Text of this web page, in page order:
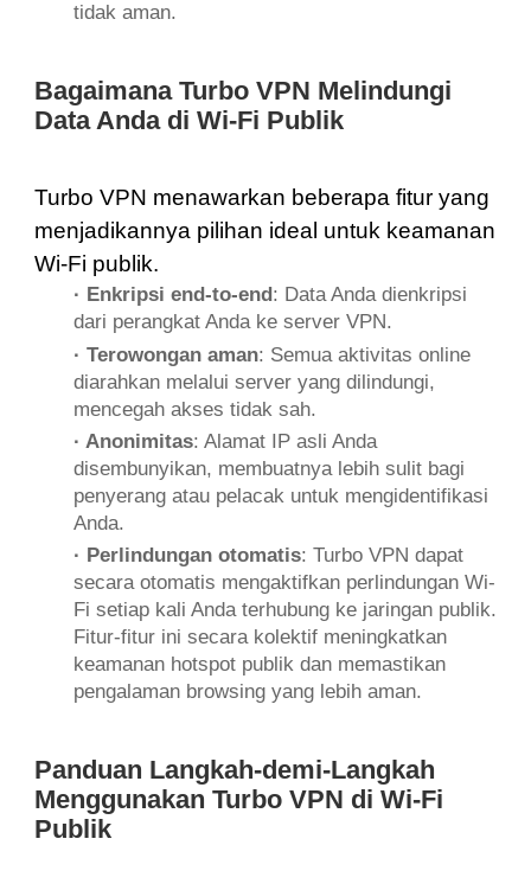
tidak aman.
Bagaimana Turbo VPN Melindungi
Data Anda di Wi-Fi Publik
Turbo VPN menawarkan beberapa fitur yang
menjadikannya pilihan ideal untuk keamanan
Wi-Fi publik.
· Enkripsi end-to-end : Data Anda dienkripsi
dari perangkat Anda ke server VPN.
· Terowongan aman: Semua aktivitas online
diarahkan melalui server yang dilindungi,
mencegah akses tidak sah.
· Anonimitas: Alamat IP asli Anda
disembunyikan, membuatnya lebih sulit bagi
penyerang atau pelacak untuk mengidentifikasi
Anda.
· Perlindungan otomatis: Turbo VPN dapat
secara otomatis mengaktifkan perlindungan Wi-
Fi setiap kali Anda terhubung ke jaringan publik.
Fitur-fitur ini secara kolektif meningkatkan
keamanan hotspot publik dan memastikan
pengalaman browsing yang lebih aman.
Panduan Langkah-demi-Langkah
Menggunakan Turbo VPN di Wi-Fi
Publik